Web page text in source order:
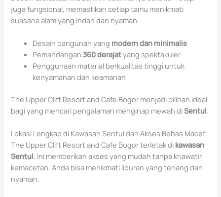
juga fungsional, memastikan setiap tamu menikmati
suasana alam yang indah dan nyaman.
Desain bangunan yang modern dan minimalis
Pemandangan360 derajatyang spektakuler
Penggunaan material berkualitas tinggi untuk
kenyamanan dan keamanan
The Upper Clift Resort and Cafe Bogor menjadi pilihan ideal
bagi yang mencari pengalaman menginap mewah diSentul.
Lokasi Lengkap di Kawasan Sentul dan Akses Bebas Macet
The Upper Clift Resort and Cafe Bogor terletak di kawasan
Sentul. Ini memberikan akses yang mudah tanpa khawatir
kemacetan. Anda bisa menikmati liburan yang tenang dan
nyaman.